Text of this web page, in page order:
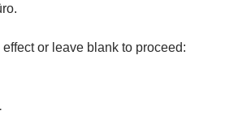
or leave blank to proceed: